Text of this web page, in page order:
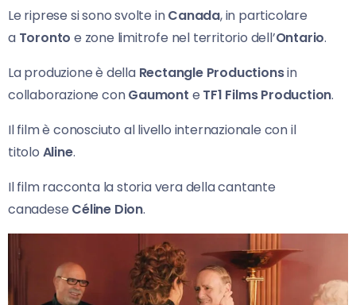
Le riprese si sono svolte inCanada, in particolare
a Torontoe zone limitrofe nel territorio dell’Ontario.
La produzione è della Rectangle Productionsin
collaborazione conGaumont e TF1 Films Production.
Il film è conosciuto al livello internazionale con il
titolo Aline.
Il film racconta la storia vera della cantante
canadese Céline Dion.